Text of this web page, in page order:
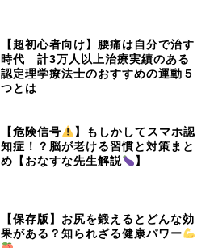
【超初心者向け】腰痛は自分で治す
時代 計3万人以上治療実績のある
認定理学療法士のおすすめの運動５
つとは
【危険信号
】もしかしてスマホ認
知症！？脳が老ける習慣と対策まと
め【おなすな先生解説
】
【保存版】お尻を鍛えるとどんな効
果がある？知られざる健康パワー